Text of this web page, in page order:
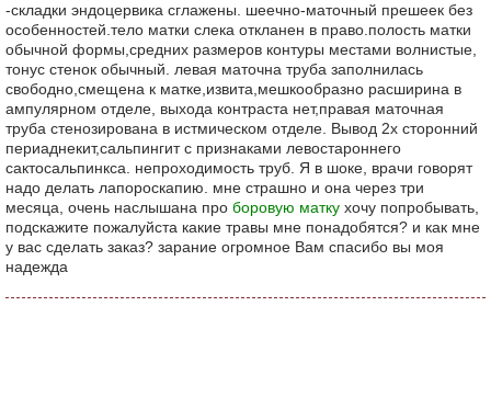
-складки эндоцервика сглажены. шеечно-маточный прешеек без
особенностей.тело матки слека откланен в право.полость матки
обычной формы,средних размеров контуры местами волнистые,
тонус стенок обычный. левая маточна труба заполнилась
свободно,смещена к матке,извита,мешкообразно расширина в
ампулярном отделе, выхода контраста нет,правая маточная
труба стенозирована в истмическом отделе. Вывод 2х сторонний
периаднекит,сальпингит с признаками левостароннего
сактосальпинкса. непроходимость труб. Я в шоке, врачи говорят
надо делать лапороскапию. мне страшно и она через три
месяца, очень наслышана про боровую матку хочу попробывать,
подскажите пожалуйста какие травы мне понадобятся? и как мне
у вас сделать заказ? зарание огромное Вам спасибо вы моя
надежда